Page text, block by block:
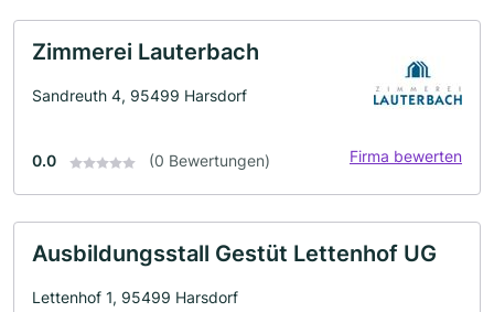
Zimmerei Lauterbach
Sandreuth 4, 95499 Harsdorf
0.0 (0 Bewertungen) Firma bewerten
Ausbildungsstall Gestüt Lettenhof UG
Lettenhof 1, 95499 Harsdorf